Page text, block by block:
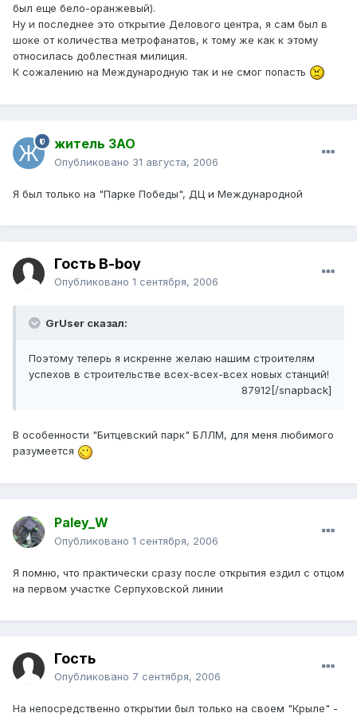
был еще бело-оранжевый).
Ну и последнее это открытие Делового центра, я сам был в
шоке от количества метрофанатов, к тому же как к этому
относилась доблестная милиция.
К сожалению на Международную так и не смог попасть
житель ЗАО
Опубликовано 31 августа, 2006
Я был только на "Парке Победы", ДЦ и Международной
Гость B-boy
Опубликовано 1 сентября, 2006
GrUser сказал:
Поэтому теперь я искренне желаю нашим строителям
успехов в строительстве всех-всех-всех новых станций!
87912[/snapback]
В особенности "Битцевский парк" БЛЛМ, для меня любимого
разумеется
Paley_W
Опубликовано 1 сентября, 2006
Я помню, что практически сразу после открытия ездил с отцом
на первом участке Серпуховской линии
Гость
Опубликовано 7 сентября, 2006
На непосредственно открытии был только на своем "Крыле" -